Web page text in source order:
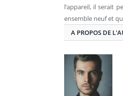
l’appareil, il serait
ensemble neuf et
A PROPOS DE